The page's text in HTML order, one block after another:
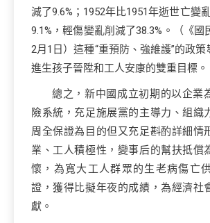
減了9.6%；1952年比1951年逝世亡變
9.1%，輕傷變亂削減了38.3%。（《國
2月1日）這種“重預防、強維護”的政
進生孩子晉陞和工人安康的雙重目標。
總之，新中國成立初期的以企業
險系統，充足施展黨的主導力、組織
周全保證為目的但又充足斟酌詳細情
業、工人積極性，變事后的幫扶抵償
懷，為寬大工人群眾的生老病傷亡
證，獲得比擬年夜的成績，為經濟社
獻。